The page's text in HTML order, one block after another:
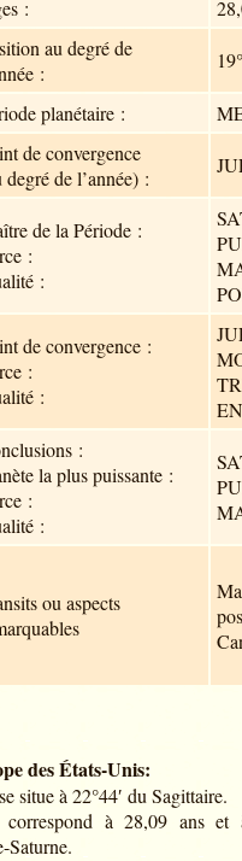
:
au degré de
:
planétaire :
de convergence
degré de l’année) :
de la Période :
:
:
de convergence :
:
:
:
la plus puissante :
:
:
ou aspects
des États-Unis:
situe à 22°44′ du Sagittaire.
correspond à 28,09 ans et
Saturne.